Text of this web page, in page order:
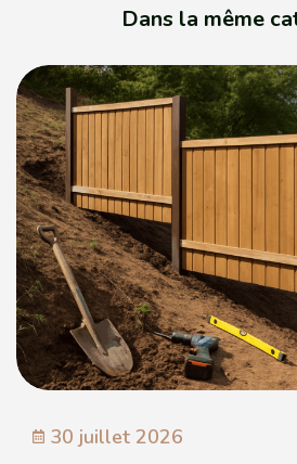
Dans la même
30 juillet 2026